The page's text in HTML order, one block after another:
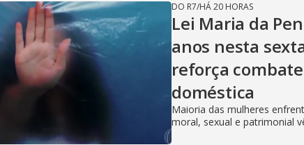
DO R7/HÁ 20 HORAS
Lei Maria da
anos nesta
reforça
doméstica
Maioria das mulheres
moral, sexual e patrimonial